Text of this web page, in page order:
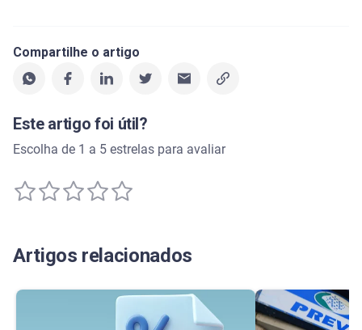
Compartilhe o artigo
Este artigo foi útil?
Escolha de 1 a 5 estrelas para avaliar
Artigos relacionados